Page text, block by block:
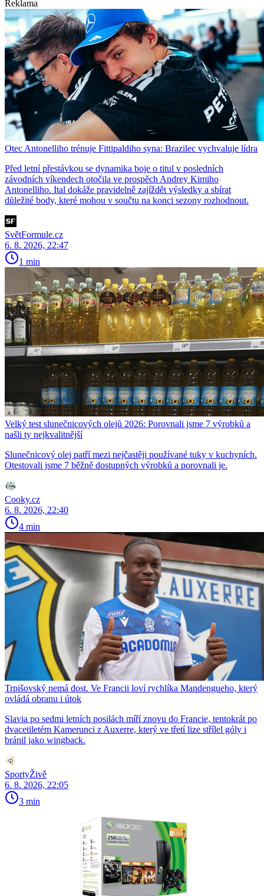
Reklama
Otec Antonelliho trénuje Fittipaldiho syna: Brazilec vychvaluje lídra
Před letní přestávkou se dynamika boje o titul v posledních
závodních víkendech otočila ve prospěch Andrey Kimiho
Antonelliho. Ital dokáže pravidelně zajíždět výsledky a sbírat
důležité body, které mohou v součtu na konci sezony rozhodnout.
SvětFormule.cz
6. 8. 2026, 22:47
1 min
Velký test slunečnicových olejů 2026: Porovnali jsme 7 výrobků a
našli ty nejkvalitnější
Slunečnicový olej patří mezi nejčastěji používané tuky v kuchyních.
Otestovali jsme 7 běžně dostupných výrobků a porovnali je.
Cooky.cz
6. 8. 2026, 22:40
4 min
Trpišovský nemá dost. Ve Francii loví rychlíka Mandengueho, který
ovládá obranu i útok
Slavia po sedmi letních posilách míří znovu do Francie, tentokrát po
dvacetiletém Kamerunci z Auxerre, který ve třetí lize střílel góly i
bránil jako wingback.
SportyŽivě
6. 8. 2026, 22:05
3 min